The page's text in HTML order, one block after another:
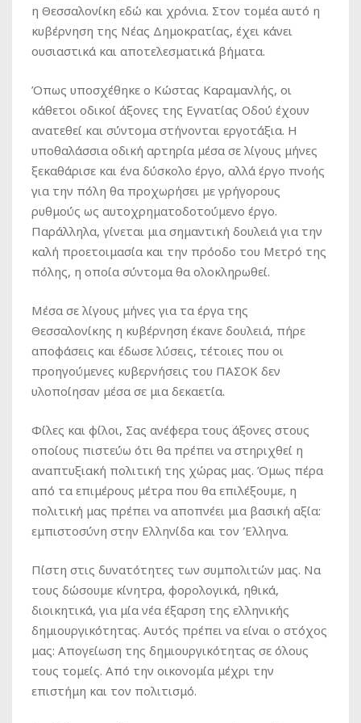
η Θεσσαλονίκη εδώ και χρόνια. Στον τομέα αυτό η
κυβέρνηση της Νέας Δημοκρατίας, έχει κάνει
ουσιαστικά και αποτελεσματικά βήματα.
Όπως υποσχέθηκε ο Κώστας Καραμανλής, οι
κάθετοι οδικοί άξονες της Εγνατίας Οδού έχουν
ανατεθεί και σύντομα στήνονται εργοτάξια. Η
υποθαλάσσια οδική αρτηρία μέσα σε λίγους μήνες
ξεκαθάρισε και ένα δύσκολο έργο, αλλά έργο πνοής
για την πόλη θα προχωρήσει με γρήγορους
ρυθμούς ως αυτοχρηματοδοτούμενο έργο.
Παράλληλα, γίνεται μια σημαντική δουλειά για την
καλή προετοιμασία και την πρόοδο του Μετρό της
πόλης, η οποία σύντομα θα ολοκληρωθεί.
Μέσα σε λίγους μήνες για τα έργα της
Θεσσαλονίκης η κυβέρνηση έκανε δουλειά, πήρε
αποφάσεις και έδωσε λύσεις, τέτοιες που οι
προηγούμενες κυβερνήσεις του ΠΑΣΟΚ δεν
υλοποίησαν μέσα σε μια δεκαετία.
Φίλες και φίλοι, Σας ανέφερα τους άξονες στους
οποίους πιστεύω ότι θα πρέπει να στηριχθεί η
αναπτυξιακή πολιτική της χώρας μας. Όμως πέρα
από τα επιμέρους μέτρα που θα επιλέξουμε, η
πολιτική μας πρέπει να αποπνέει μια βασική αξία:
εμπιστοσύνη στην Ελληνίδα και τον Έλληνα.
Πίστη στις δυνατότητες των συμπολιτών μας. Να
τους δώσουμε κίνητρα, φορολογικά, ηθικά,
διοικητικά, για μία νέα έξαρση της ελληνικής
δημιουργικότητας. Αυτός πρέπει να είναι ο στόχος
μας: Απογείωση της δημιουργικότητας σε όλους
τους τομείς. Από την οικονομία μέχρι την
επιστήμη και τον πολιτισμό.